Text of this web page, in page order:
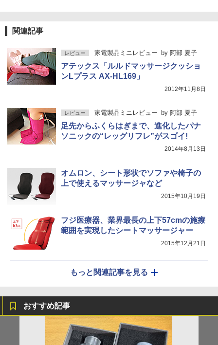
関連記事
レビュー 家電製品ミニレビュー by 阿部 夏子
アテックス「ルルドマッサージクッショ
ンLプラス AX-HL169」
2012年11月8日
レビュー 家電製品ミニレビュー by 阿部 夏子
足先からふくらはぎまで、進化したパナ
ソニックの“レッグリフレ”がスゴイ!
2014年8月13日
オムロン、シート形状でソファや椅子の
上で使えるマッサージャなど
2015年10月19日
フジ医療器、業界最長の上下57cmの施療
範囲を実現したシートマッサージャー
2015年12月21日
もっと関連記事を見る
おすすめ記事